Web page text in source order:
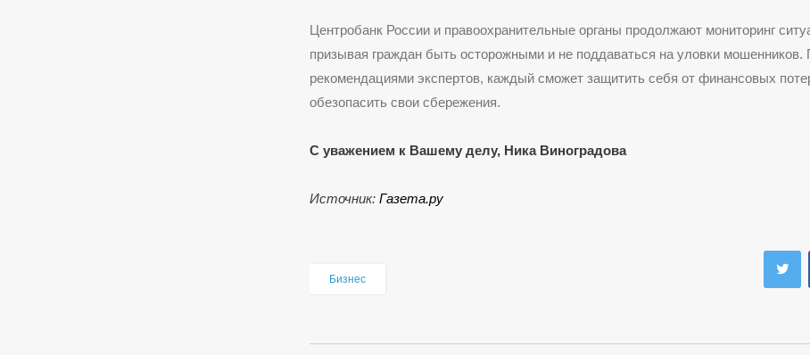
Центробанк России и правоохранительные органы продолжают мониторинг
призывая граждан быть осторожными и не поддаваться на уловки мошенников.
рекомендациями экспертов, каждый сможет защитить себя от финансовых
обезопасить свои сбережения.
С уважением к Вашему делу, Ника Виноградова
Источник: Газета.ру
Бизнес